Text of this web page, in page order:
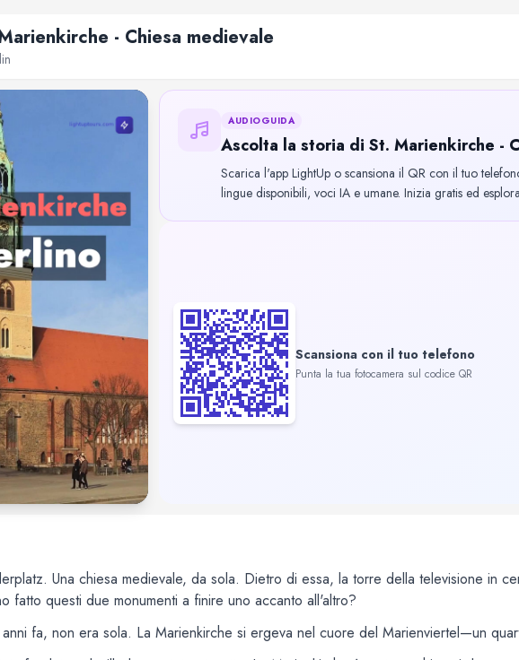
- Chiesa medievale
AUDIOGUIDA
Ascolta la storia di St. Marienkirche -
Scarica l'app LightUp o scansiona il QR con il tuo
lingue disponibili, voci IA e umane. Inizia gratis ed
Scansiona con il tuo telefono
Punta la tua fotocamera sul codice QR
Una chiesa medievale, da sola. Dietro di essa, la torre della televisione in
fatto questi due monumenti a finire uno accanto all'altro?
fa, non era sola. La Marienkirche si ergeva nel cuore del Marienviertel—un